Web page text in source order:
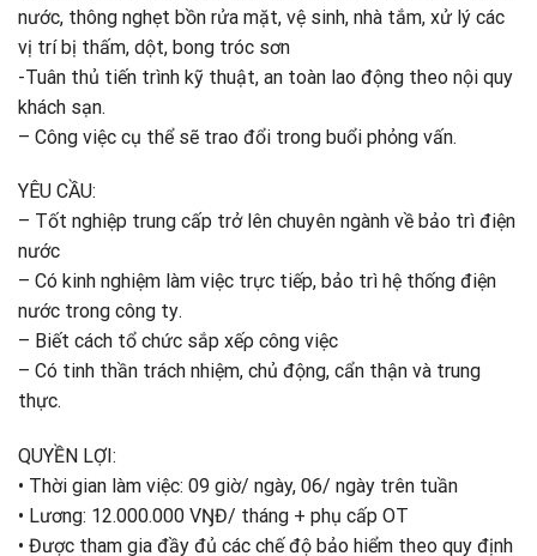
nước, thông nghẹt bồn rửa mặt, vệ sinh, nhà tắm, xử lý các
vị trí bị thấm, dột, bong tróc sơn
-Tuân thủ tiến trình kỹ thuật, an toàn lao động theo nội quy
khách sạn.
– Công việc cụ thể sẽ trao đổi trong buổi phỏng vấn.
YÊU CẦU:
– Tốt nghiệp trung cấp trở lên chuyên ngành về bảo trì điện
nước
– Có kinh nghiệm làm việc trực tiếp, bảo trì hệ thống điện
nước trong công tу.
– Biết cách tổ chức sắp xếρ công việc
– Có tinh thần trách nhiệm, chủ động, cẩn thận và trung
thực.
QUYỀN LỢI:
• Thời gian làm việc: 09 giờ/ ngày, 06/ ngàу trên tuần
• Lương: 12.000.000 VŊĐ/ tháng + phụ cấp OT
• Được tham gia đầy đủ các chế độ bảo hiểm theo quy định